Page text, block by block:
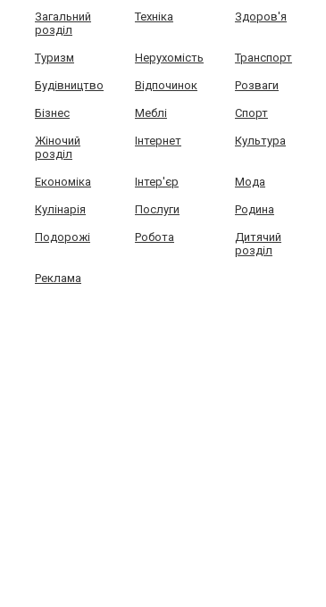
Загальний
розділ
Техніка Здоров'я
Туризм Нерухомість Транспорт
Будівництво Відпочинок Розваги
Бізнес Меблі Спорт
Жіночий
розділ
Інтернет Культура
Економіка Інтер'єр Мода
Кулінарія Послуги Родина
Подорожі Робота
Дитячий
розділ
Реклама